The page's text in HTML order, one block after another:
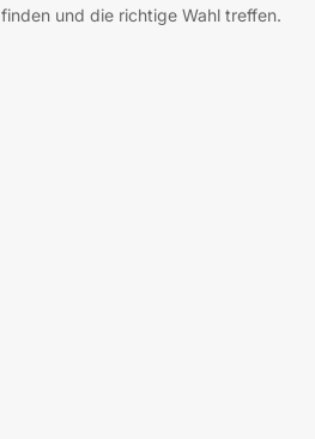
finden und die richtige Wahl treffen.